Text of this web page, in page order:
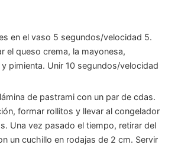
en el vaso 5 segundos/velocidad 5.
el queso crema, la mayonesa,
pimienta. Unir 10 segundos/velocidad
de pastrami con un par de cdas.
formar rollitos y llevar al congelador
Una vez pasado el tiempo, retirar del
un cuchillo en rodajas de 2 cm. Servir